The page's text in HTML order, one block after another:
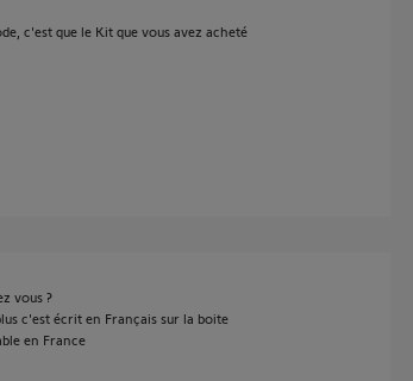
c'est que le Kit que vous avez acheté
vous ?
c'est écrit en Français sur la boite
en France